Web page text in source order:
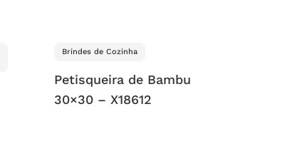
Brindes de Cozinha
Petisqueira de Bambu
30×30 – X18612